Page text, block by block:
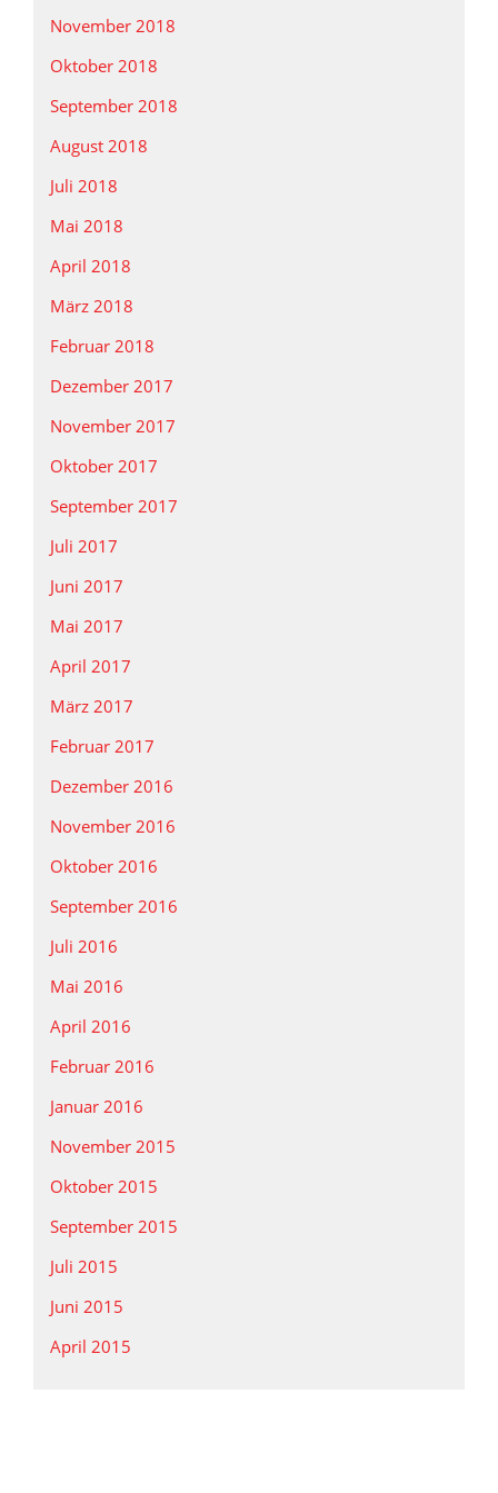
November 2018
Oktober 2018
September 2018
August 2018
Juli 2018
Mai 2018
April 2018
März 2018
Februar 2018
Dezember 2017
November 2017
Oktober 2017
September 2017
Juli 2017
Juni 2017
Mai 2017
April 2017
März 2017
Februar 2017
Dezember 2016
November 2016
Oktober 2016
September 2016
Juli 2016
Mai 2016
April 2016
Februar 2016
Januar 2016
November 2015
Oktober 2015
September 2015
Juli 2015
Juni 2015
April 2015